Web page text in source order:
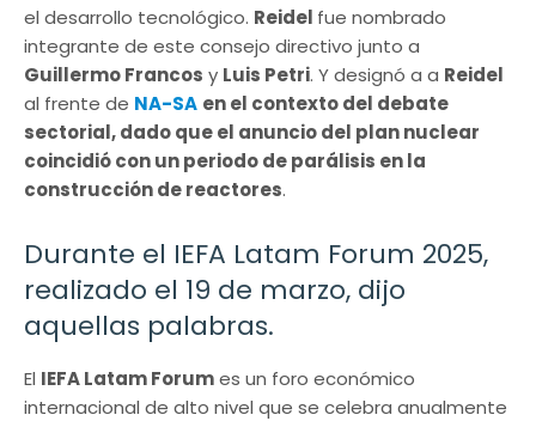
el desarrollo tecnológico. Reidel fue nombrado
integrante de este consejo directivo junto a
Guillermo Francos y Luis Petri. Y designó a a Reidel
al frente de NA-SA en el contexto del debate
sectorial, dado que el anuncio del plan nuclear
coincidió con un periodo de parálisis en la
construcción de reactores.
Durante el IEFA Latam Forum 2025,
realizado el 19 de marzo, dijo
aquellas palabras.
El IEFA Latam Forumes un foro económico
internacional de alto nivel que se celebra anualmente